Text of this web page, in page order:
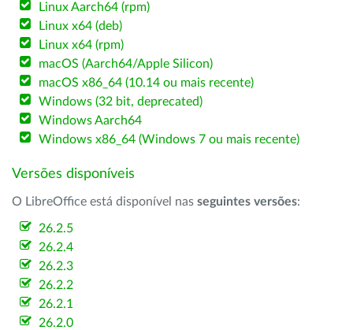
Linux Aarch64 (rpm)
Linux x64 (deb)
Linux x64 (rpm)
macOS (Aarch64/Apple Silicon)
macOS x86_64 (10.14 ou mais recente)
Windows (32 bit, deprecated)
Windows Aarch64
Windows x86_64 (Windows 7 ou mais recente)
Versões disponíveis
O LibreOffice está disponível nas seguintes versões:
26.2.5
26.2.4
26.2.3
26.2.2
26.2.1
26.2.0